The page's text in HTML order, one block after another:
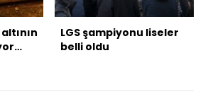
LGS şampiyonu liseler
belli oldu